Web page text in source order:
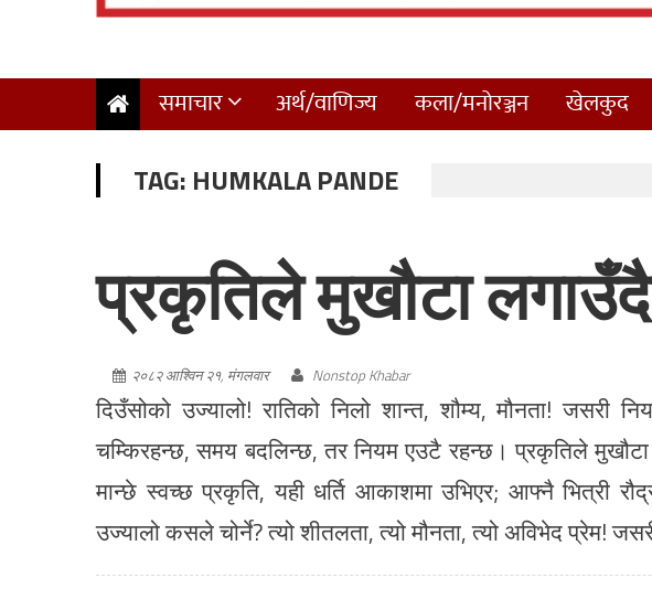
समाचार अर्थ/वाणिज्य कला/मनोरञ्जन खेलकुद
TAG: HUMKALA PANDE
प्रकृतिले मुखौटा
२०८२ आश्विन २१, मंगलवार Nonstop Khabar
दिउँसोको उज्यालो! रातिको निलो शान्त, शौम्य, मौनता! जसरी
चम्किरहन्छ, समय बदलिन्छ, तर नियम एउटै रहन्छ। प्रकृतिले
मान्छे स्वच्छ प्रकृति, यही धर्ति आकाशमा उभिएर; आफ्नै भित्री
उज्यालो कसले चोर्ने? त्यो शीतलता, त्यो मौनता, त्यो अविभेद प्रेम!